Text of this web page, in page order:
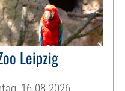
Leipzig
16.08.2026